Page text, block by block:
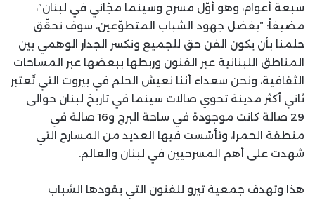
سبعة أعوام، وهو أوّل مسرح وسينما مجّاني في لبنان”،
مضيفاً: “بفضل جهود الشباب المتطوّعين، سوف نحقّق
حلمنا بأن يكون الفن حق للجميع ونكسر الجدار الوهمي بين
المناطق اللبنانية عبر الفنون وربطها ببعضها عبر المساحات
الثقافية، ونحن سعداء أننا نعيش الحلم في بيروت التي تُعتبر
ثاني أكثر مدينة تحوي صالات سينما في تاريخ لبنان حوالى
29 صالة كانت موجودة في ساحة البرج و16 صالة في
منطقة الحمرا، وتأسّست فيها العديد من المسارح التي
شهدت على أهم المسرحيين في لبنان والعالم.
هذا وتهدف جمعية تيرو للفنون التي يقودها الشباب